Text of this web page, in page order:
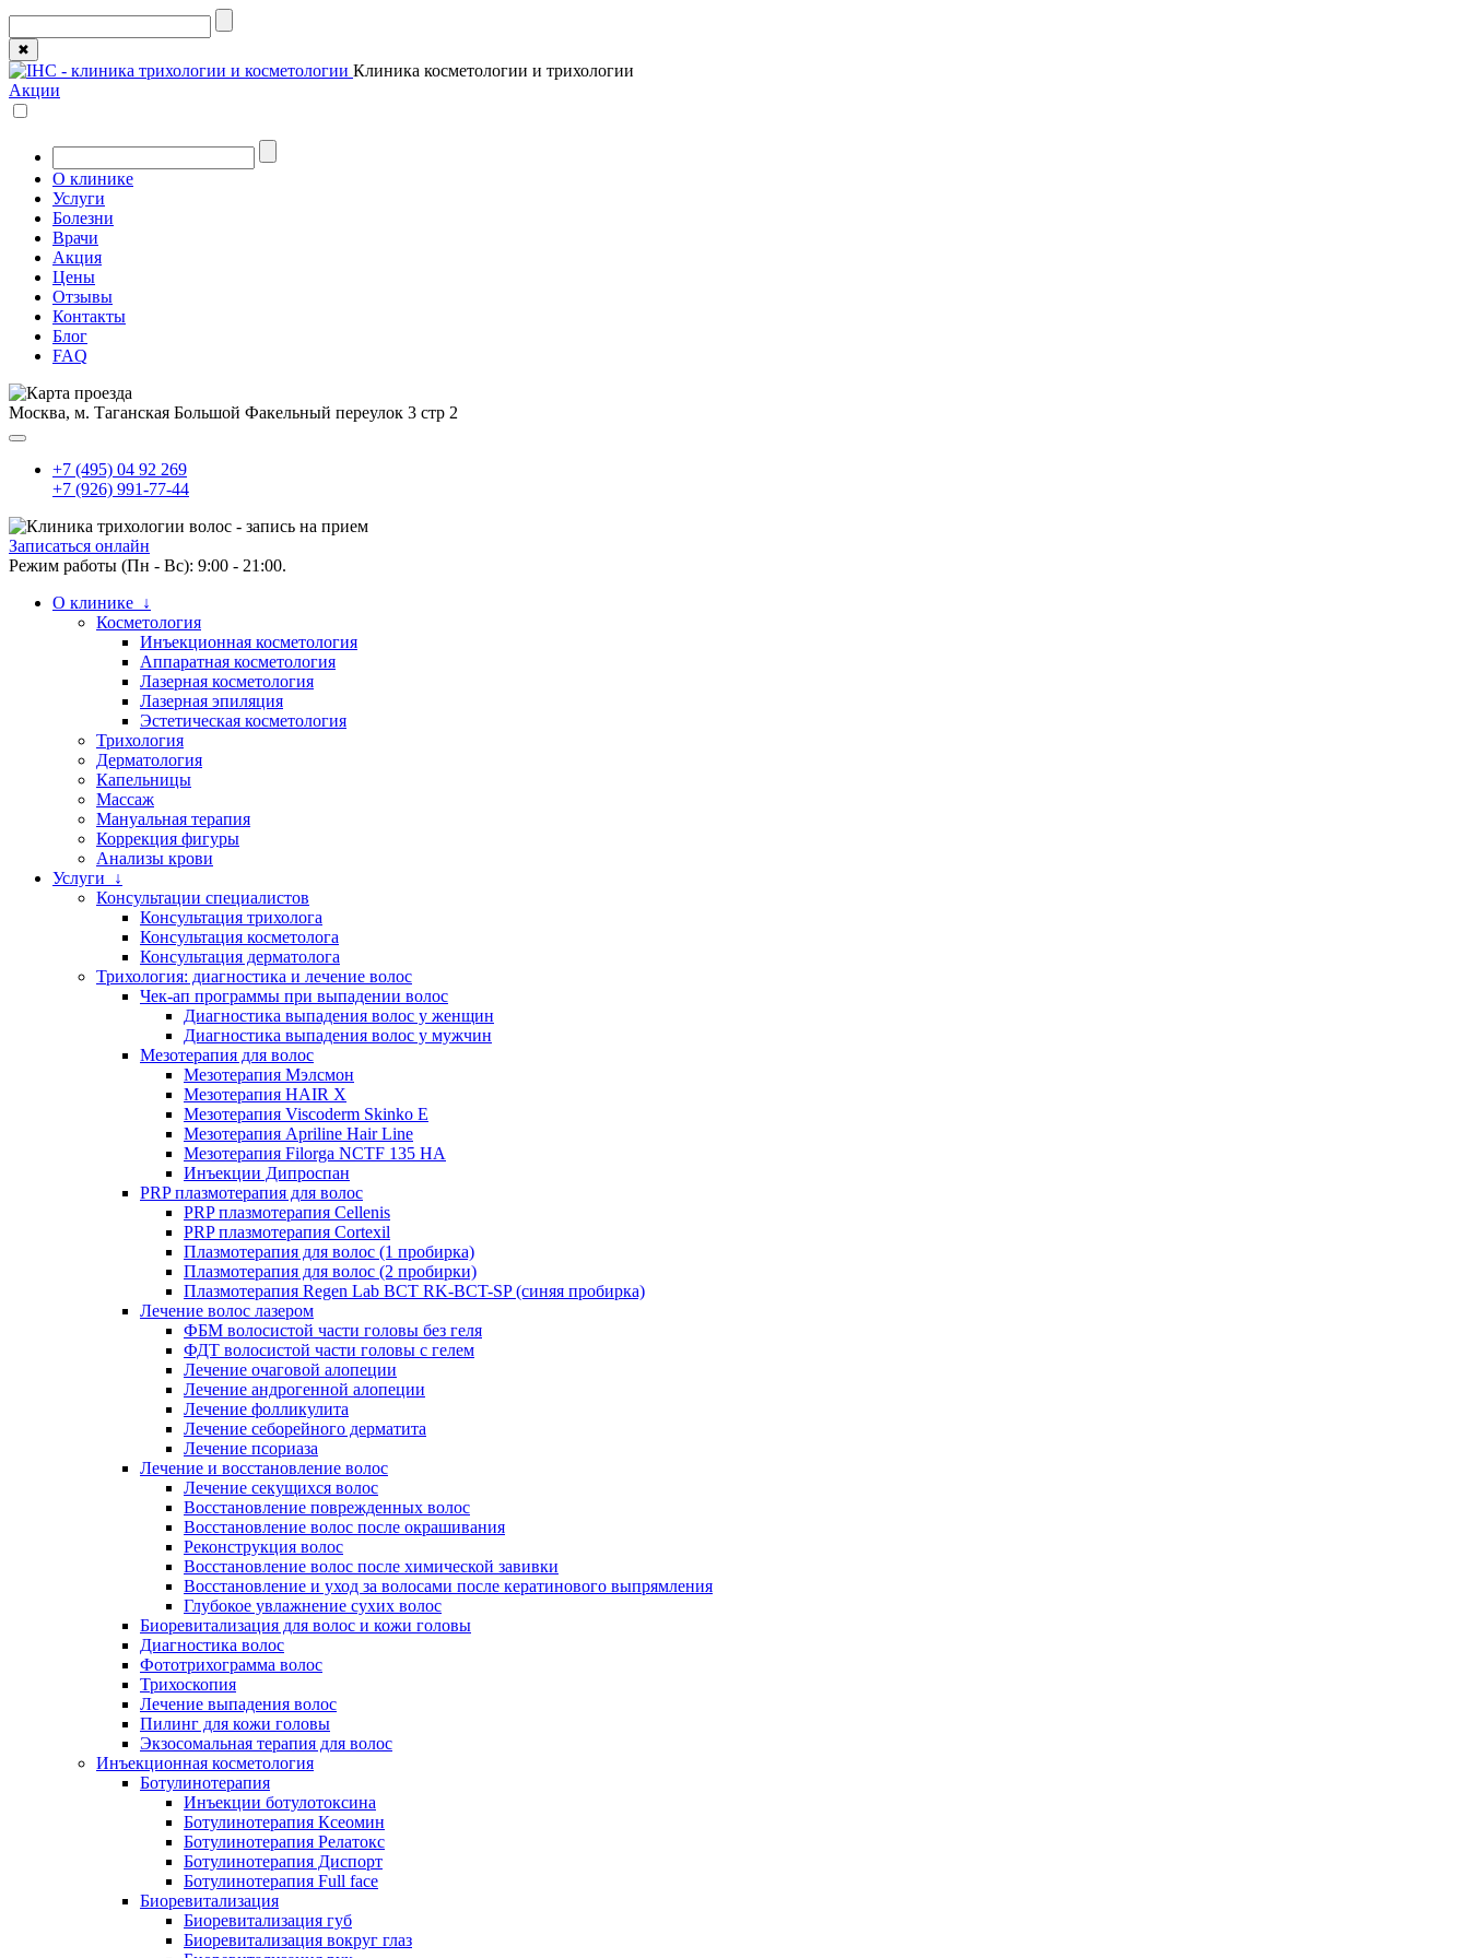
✖
Клиника косметологии и трихологии
Акции
О клинике
Услуги
Болезни
Врачи
Акция
Цены
Отзывы
Контакты
Блог
FAQ
Москва, м. Таганская Большой Факельный переулок 3 стр 2
+7 (495) 04 92 269
+7 (926) 991-77-44
Записаться онлайн
Режим работы (Пн - Вс): 9:00 - 21:00.
О клинике ↓
Косметология
Инъекционная косметология
Аппаратная косметология
Лазерная косметология
Лазерная эпиляция
Эстетическая косметология
Трихология
Дерматология
Капельницы
Массаж
Мануальная терапия
Коррекция фигуры
Анализы крови
Услуги ↓
Консультации специалистов
Консультация трихолога
Консультация косметолога
Консультация дерматолога
Трихология: диагностика и лечение волос
Чек-ап программы при выпадении волос
Диагностика выпадения волос у женщин
Диагностика выпадения волос у мужчин
Мезотерапия для волос
Мезотерапия Мэлсмон
Мезотерапия HAIR X
Мезотерапия Viscoderm Skinko E
Мезотерапия Apriline Hair Line
Мезотерапия Filorga NCTF 135 HA
Инъекции Дипроспан
PRP плазмотерапия для волос
PRP плазмотерапия Cellenis
PRP плазмотерапия Cortexil
Плазмотерапия для волос (1 пробирка)
Плазмотерапия для волос (2 пробирки)
Плазмотерапия Regen Lab BCT RK-BCT-SP (синяя пробирка)
Лечение волос лазером
ФБМ волосистой части головы без геля
ФДТ волосистой части головы с гелем
Лечение очаговой алопеции
Лечение андрогенной алопеции
Лечение фолликулита
Лечение себорейного дерматита
Лечение псориаза
Лечение и восстановление волос
Лечение секущихся волос
Восстановление поврежденных волос
Восстановление волос после окрашивания
Реконструкция волос
Восстановление волос после химической завивки
Восстановление и уход за волосами после кератинового выпрямления
Глубокое увлажнение сухих волос
Биоревитализация для волос и кожи головы
Диагностика волос
Фототрихограмма волос
Трихоскопия
Лечение выпадения волос
Пилинг для кожи головы
Экзосомальная терапия для волос
Инъекционная косметология
Ботулинотерапия
Инъекции ботулотоксина
Ботулинотерапия Ксеомин
Ботулинотерапия Релатокс
Ботулинотерапия Диспорт
Ботулинотерапия Full face
Биоревитализация
Биоревитализация губ
Биоревитализация вокруг глаз